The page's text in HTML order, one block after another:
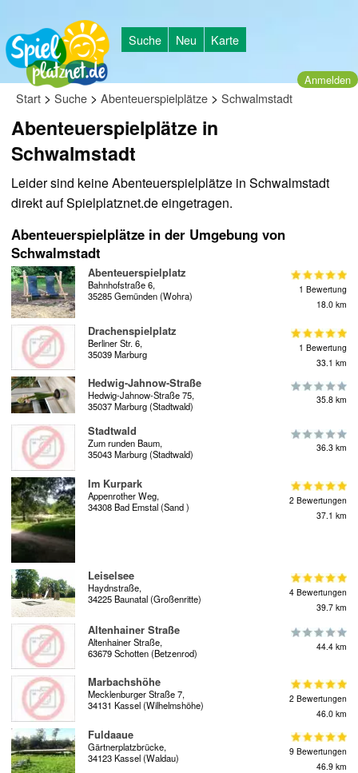
Suche Neu Karte
Anmelden
Start > Suche > Abenteuerspielplätze > Schwalmstadt
Abenteuerspielplätze in
Schwalmstadt
Leider sind keine Abenteuerspielplätze in Schwalmstadt
direkt auf Spielplatznet.de eingetragen.
Abenteuerspielplätze in der Umgebung von
Schwalmstadt
Abenteuerspielplatz
Bahnhofstraße 6,
35285 Gemünden (Wohra)
1 Bewertung
18.0 km
Drachenspielplatz
Berliner Str. 6,
35039 Marburg
1 Bewertung
33.1 km
Hedwig-Jahnow-Straße
Hedwig-Jahnow-Straße 75,
35037 Marburg (Stadtwald)
35.8 km
Stadtwald
Zum runden Baum,
35043 Marburg (Stadtwald)
36.3 km
Im Kurpark
Appenrother Weg,
34308 Bad Emstal (Sand )
2 Bewertungen
37.1 km
Leiselsee
Haydnstraße,
34225 Baunatal (Großenritte)
4 Bewertungen
39.7 km
Altenhainer Straße
Altenhainer Straße,
63679 Schotten (Betzenrod)
44.4 km
Marbachshöhe
Mecklenburger Straße 7,
34131 Kassel (Wilhelmshöhe)
2 Bewertungen
46.0 km
Fuldaaue
Gärtnerplatzbrücke,
34123 Kassel (Waldau)
9 Bewertungen
46.9 km